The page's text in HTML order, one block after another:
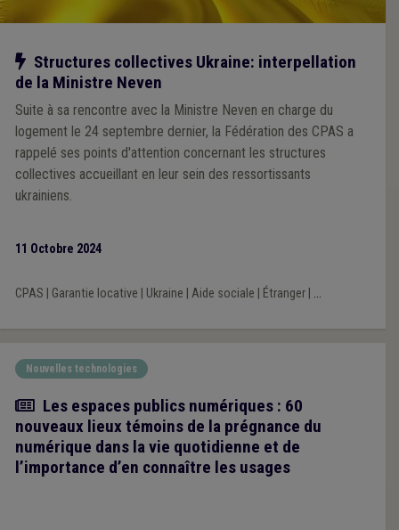
Notre action
Structures collectives Ukraine: interpellation
de la Ministre Neven
Suite à sa rencontre avec la Ministre Neven en charge du
logement le 24 septembre dernier, la Fédération des CPAS a
rappelé ses points d'attention concernant les structures
collectives accueillant en leur sein des ressortissants
ukrainiens.
11 Octobre 2024
CPAS Garantie locative Ukraine Aide sociale Étranger| ...
Nouvelles technologies
Article
Les espaces publics numériques : 60
nouveaux lieux témoins de la prégnance du
numérique dans la vie quotidienne et de
l’importance d’en connaître les usages